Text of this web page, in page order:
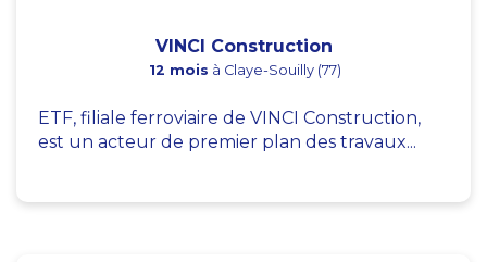
VINCI Construction
12 mois à Claye-Souilly (77)
ETF, filiale ferroviaire de VINCI Construction,
est un acteur de premier plan des travaux...